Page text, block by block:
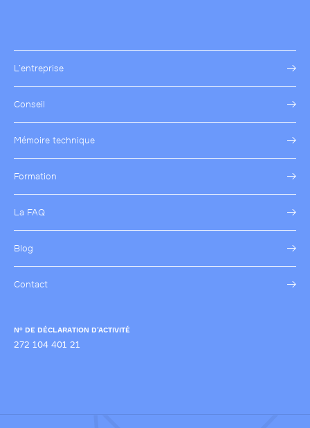
N° DE DÉCLARATION D’ACTIVITÉ
272 104 401 21
L’entreprise
Conseil
Mémoire technique
Formation
La FAQ
Blog
Contact